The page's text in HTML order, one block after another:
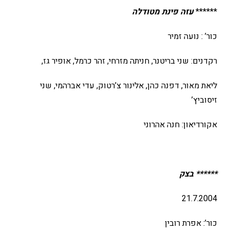
******עזה פינת מטודלה
כור’ : נועה זמיר
רקדנים: שני בריטנר, חניתה מזרחי, זהר כרמל, אופיר גז,
ליאת מאור, דפנה כהן, אלינור צ’רטוק, עדי אברהמי, שני
זיסוביץ’
אקורדיאון: חנה אהרוני
****** בצק
21.7.2004
כור’: אפרת רובין